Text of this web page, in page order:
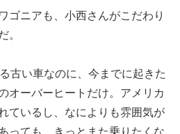
ゴニアも、小西さんがこだわり
。
古い車なのに、今までに起きた
オーバーヒートだけ。アメリカ
ているし、なによりも雰囲気が